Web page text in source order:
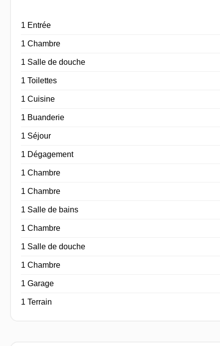
1 Entrée
1 Chambre
1 Salle de douche
1 Toilettes
1 Cuisine
1 Buanderie
1 Séjour
1 Dégagement
1 Chambre
1 Chambre
1 Salle de bains
1 Chambre
1 Salle de douche
1 Chambre
1 Garage
1 Terrain